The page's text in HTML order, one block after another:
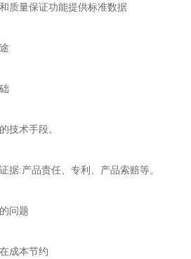
量保证功能提供标准数据
术手段。
:产品责任、专利、产品索赔等。
问题
成本节约